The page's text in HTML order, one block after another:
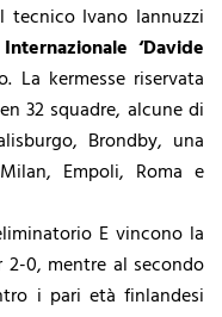
tecnico Ivano Iannuzzi
‘Davide
kermesse riservata
32 squadre, alcune di
Brondby, una
Empoli, Roma e
E vincono la
0, mentre al secondo
i pari età finlandesi